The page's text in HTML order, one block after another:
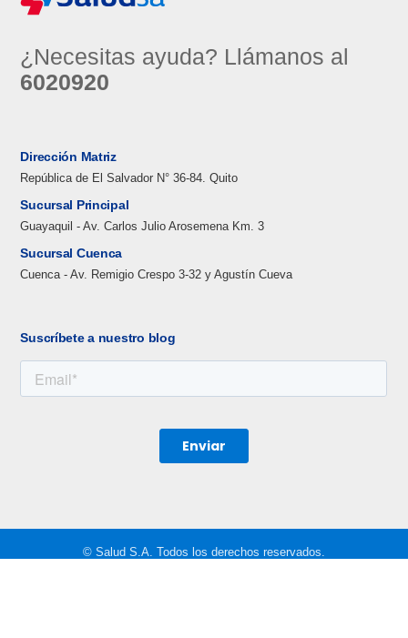
Dirección Matriz
República de El Salvador N° 36-84. Quito
Sucursal Principal
Guayaquil - Av. Carlos Julio Arosemena Km. 3
Sucursal Cuenca
Cuenca - Av. Remigio Crespo 3-32 y Agustín Cueva
¿Necesitas ayuda? Llámanos al
6020920
Suscríbete a nuestro blog
© Salud S.A. Todos los derechos reservados.